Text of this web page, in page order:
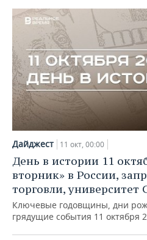
Дайджест 11 окт, 00:00
День в истории 11
вторник» в России,
торговли, университет
Ключевые годовщины, дни
грядущие события 11 октября